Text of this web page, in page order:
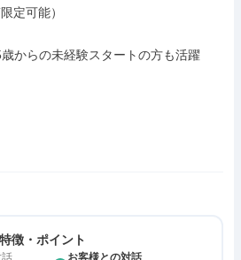
定可能）
からの未経験スタートの方も活躍
特徴・ポイント
話
お客様との対話